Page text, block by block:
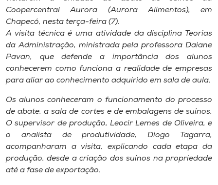
Editora
Rádio
Museu
Unoesc
Store
Selecione
o idioma
Coopercentral Aurora (Aurora Alimentos), em
Chapecó, nesta terça-feira (7).
A visita técnica é uma atividade da disciplina Teorias
da Administração, ministrada pela professora Daiane
Pavan, que defende a importância dos alunos
conhecerem como funciona a realidade de empresas
para aliar ao conhecimento adquirido em sala de aula.
Os alunos conheceram o funcionamento do processo
de abate, a sala de cortes e de embalagens de suínos.
O supervisor de produção, Leocir Lemes de Oliveira, e
o analista de produtividade, Diogo Tagarra,
acompanharam a visita, explicando cada etapa da
produção, desde a criação dos suínos na propriedade
até a fase de exportação.